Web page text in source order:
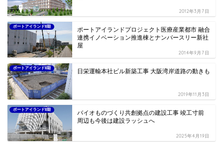
2012年3月7日
ポートアイランドII期
ポートアイランドプロジェクト医療産業都市 融合
連携イノベーション推進棟とナンバースリー新社
屋
2014年9月7日
ポートアイランドII期 日栄運輸本社ビル新築工事 大阪湾岸道路の動きも
2019年11月3日
ポートアイランドII期
バイオものづくり共創拠点の建設工事 竣工寸前
周辺も今後は建設ラッシュへ
2025年4月19日